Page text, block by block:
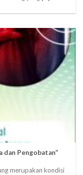
dan Pengobatan”
merupakan kondisi